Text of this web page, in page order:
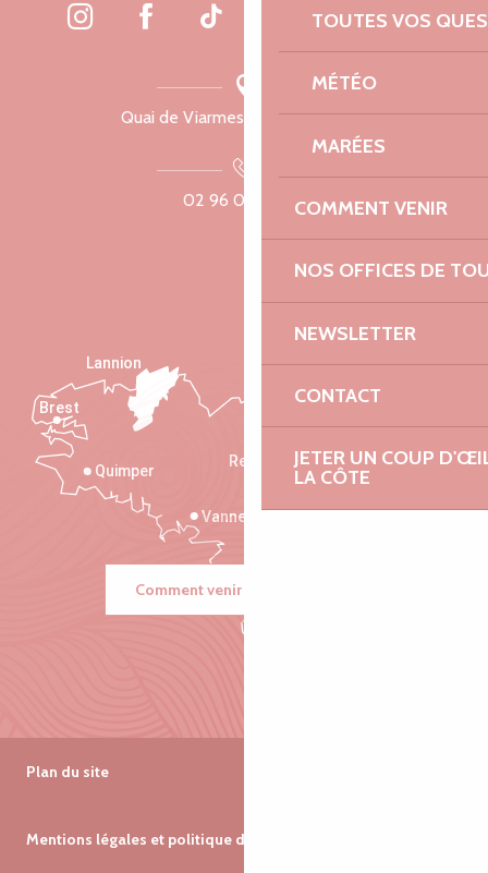
TOUTES VOS
MÉTÉO
MARÉES
COMMENT VENIR
NOS OFFICES DE
NEWSLETTER
CONTACT
JETER UN COUP
LA CÔTE
Quai de Viarmes, 22300 Lannion
02 96 05 60 70
Rennes
Vannes
Quimper
Lannion
Brest
Comment venir ?
Plan du site
Mentions légales et politique de confidentialité